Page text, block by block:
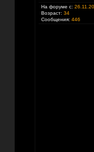
На форуме с:
Возраст: 34
Сообщения: 446